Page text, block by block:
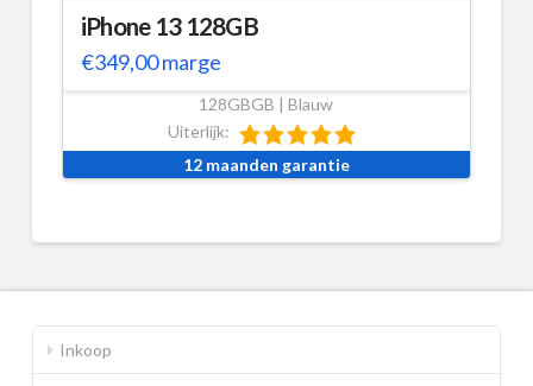
iPhone 13 128GB
€349,00marge
128GBGB | Blauw
Uiterlijk:
12 maanden garantie
Inkoop